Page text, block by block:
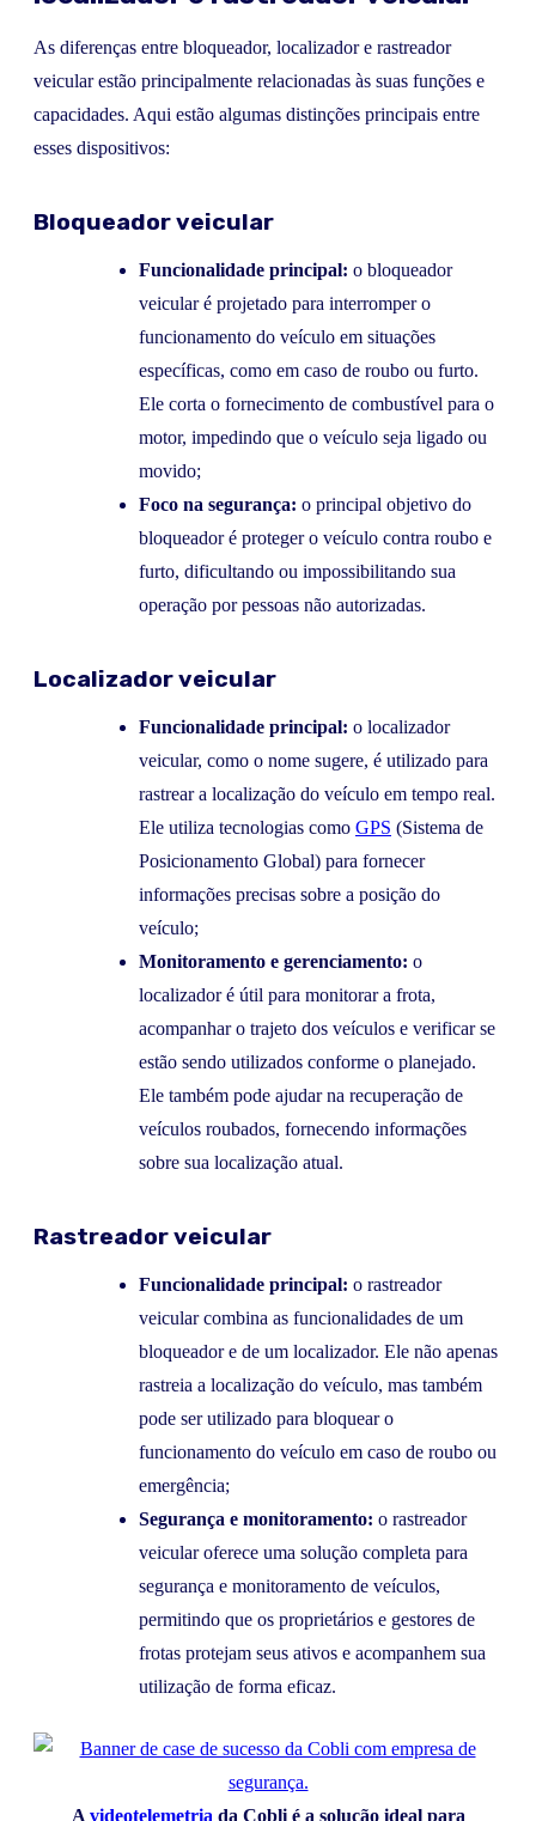
As diferenças entre bloqueador, localizador e rastreador
veicular estão principalmente relacionadas às suas funções e
capacidades. Aqui estão algumas distinções principais entre
esses dispositivos:
Bloqueador veicular
Funcionalidade principal: o bloqueador
veicular é projetado para interromper o
funcionamento do veículo em situações
específicas, como em caso de roubo ou furto.
Ele corta o fornecimento de combustível para o
motor, impedindo que o veículo seja ligado ou
movido;
Foco na segurança: o principal objetivo do
bloqueador é proteger o veículo contra roubo e
furto, dificultando ou impossibilitando sua
operação por pessoas não autorizadas.
Localizador veicular
Funcionalidade principal: o localizador
veicular, como o nome sugere, é utilizado para
rastrear a localização do veículo em tempo real.
Ele utiliza tecnologias como GPS (Sistema de
Posicionamento Global) para fornecer
informações precisas sobre a posição do
veículo;
Monitoramento e gerenciamento: o
localizador é útil para monitorar a frota,
acompanhar o trajeto dos veículos e verificar se
estão sendo utilizados conforme o planejado.
Ele também pode ajudar na recuperação de
veículos roubados, fornecendo informações
sobre sua localização atual.
Rastreador veicular
Funcionalidade principal: o rastreador
veicular combina as funcionalidades de um
bloqueador e de um localizador. Ele não apenas
rastreia a localização do veículo, mas também
pode ser utilizado para bloquear o
funcionamento do veículo em caso de roubo ou
emergência;
Segurança e monitoramento: o rastreador
veicular oferece uma solução completa para
segurança e monitoramento de veículos,
permitindo que os proprietários e gestores de
frotas protejam seus ativos e acompanhem sua
utilização de forma eficaz.
A videotelemetria da Cobli é a solução ideal para